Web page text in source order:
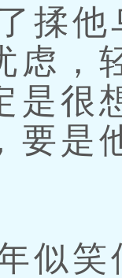
他
虑，
是很
要是
笑